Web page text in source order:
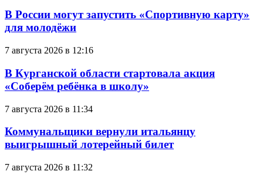
В России могут запустить «Спортивную карту»
для молодёжи
7 августа 2026 в 12:16
В Курганской области стартовала акция
«Соберём ребёнка в школу»
7 августа 2026 в 11:34
Коммунальщики вернули итальянцу
выигрышный лотерейный билет
7 августа 2026 в 11:32